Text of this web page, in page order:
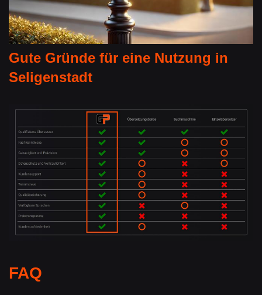
Gute Gründe für eine Nutzung in
Seligenstadt
FAQ